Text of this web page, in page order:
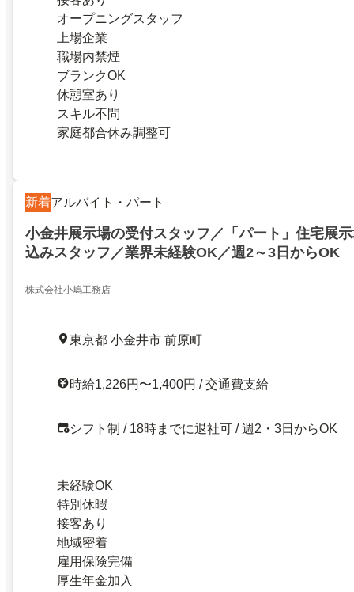
オープニングスタッフ
上場企業
職場内禁煙
ブランクOK
休憩室あり
スキル不問
家庭都合休み調整可
新着アルバイト・パート
小金井展示場の受付スタッフ／「パート」住宅展
込みスタッフ／業界未経験OK／週2～3日からOK
株式会社小嶋工務店
東京都 小金井市 前原町
時給1,226円〜1,400円 / 交通費支給
シフト制 / 18時までに退社可 / 週2・3日からOK
未経験OK
特別休暇
接客あり
地域密着
雇用保険完備
厚生年金加入